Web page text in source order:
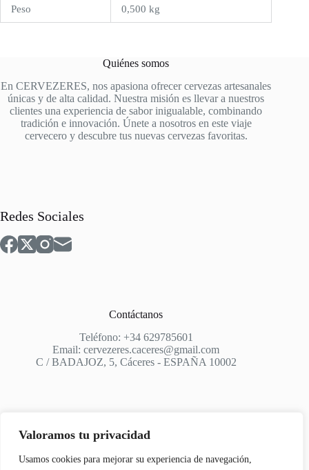
Valoramos tu privacidad
Usamos cookies para mejorar su experiencia de navegación,
Peso 0,500 kg
Quiénes somos
En CERVEZERES, nos apasiona ofrecer cervezas artesanales
únicas y de alta calidad. Nuestra misión es llevar a nuestros
clientes una experiencia de sabor inigualable, combinando
tradición e innovación. Únete a nosotros en este viaje
cervecero y descubre tus nuevas cervezas favoritas.
Redes Sociales
Contáctanos
Teléfono: +34 629785601
Email: cervezeres.caceres@gmail.com
C / BADAJOZ, 5, Cáceres - ESPAÑA 10002
Apoyo